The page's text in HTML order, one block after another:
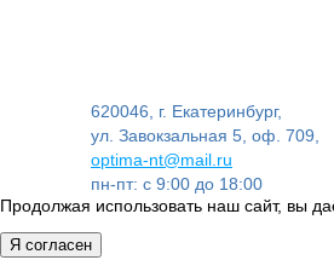
620046, г. Екатеринбург,
ул. Завокзальная 5, оф. 709,
optima-nt@mail.ru
пн-пт: с 9:00 до 18:00
Продолжая использовать наш сайт, вы
Я согласен